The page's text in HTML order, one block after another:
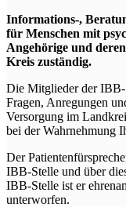
Informations-,
für Menschen mit
Angehörige und
Kreis zuständig.
Die Mitglieder der
Fragen, Anregungen
Versorgung im
bei der Wahrnehmung
Der
IBB-Stelle und über
IBB-Stelle ist er
unterworfen.